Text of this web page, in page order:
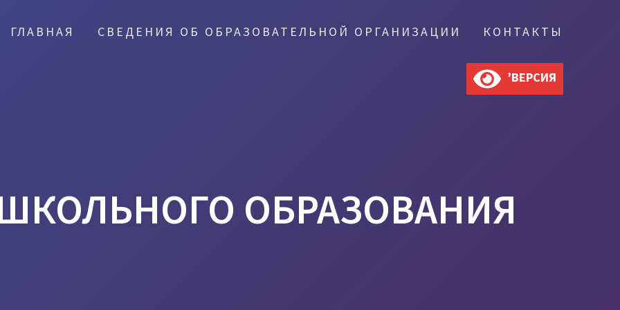
ГЛАВНАЯ СВЕДЕНИЯ ОБ ОБРАЗОВАТЕЛЬНОЙ ОРГАНИЗАЦИИ КОНТАКТЫ
’ВЕРСИЯ
ОБРАЗОВАНИЯ